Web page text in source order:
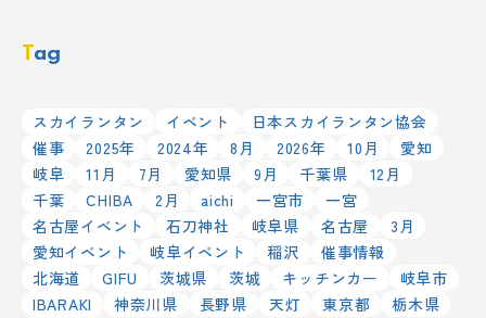
Tag
スカイランタン イベント
日本スカイランタン協会
催事
2025年 2024年 8月 2026年 10月
愛知
岐阜
11月 7月 愛知県 9月 千葉県
12月
千葉
CHIBA 2月 aichi 一宮市
一宮
名古屋イベント
石刀神社 岐阜県 名古屋
3月
愛知イベント
岐阜イベント 稲沢
催事情報
北海道
GIFU 茨城県 茨城 キッチンカー
岐阜市
IBARAKI
神奈川県 長野県 天灯 東京都
栃木県